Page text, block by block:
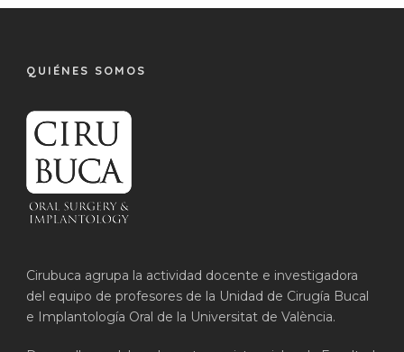
QUIÉNES SOMOS
Cirubuca agrupa la actividad docente e investigadora
del equipo de profesores de la Unidad de Cirugía Bucal
e Implantología Oral de la Universitat de València.